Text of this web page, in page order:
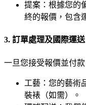
提案：根據您的
終的報價，包含
3. 訂單處理及國際運送
一旦您接受報價並付
工藝：您的藝術
裝裱（如需）。